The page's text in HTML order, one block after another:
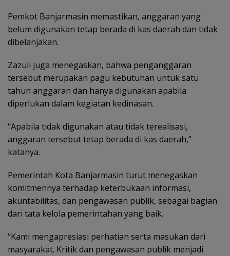
Pemkot Banjarmasin memastikan, anggaran yang
belum digunakan tetap berada di kas daerah dan tidak
dibelanjakan.
Zazuli juga menegaskan, bahwa penganggaran
tersebut merupakan pagu kebutuhan untuk satu
tahun anggaran dan hanya digunakan apabila
diperlukan dalam kegiatan kedinasan.
“Apabila tidak digunakan atau tidak terealisasi,
anggaran tersebut tetap berada di kas daerah,”
katanya.
Pemerintah Kota Banjarmasin turut menegaskan
komitmennya terhadap keterbukaan informasi,
akuntabilitas, dan pengawasan publik, sebagai bagian
dari tata kelola pemerintahan yang baik.
“Kami mengapresiasi perhatian serta masukan dari
masyarakat. Kritik dan pengawasan publik menjadi